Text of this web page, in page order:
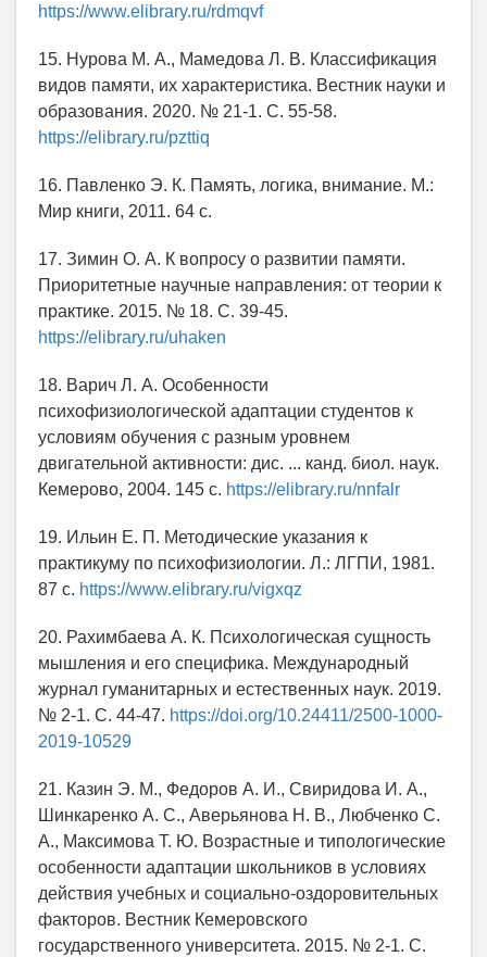
https://www.elibrary.ru/rdmqvf
15. Нурова М. А., Мамедова Л. В. Классификация
видов памяти, их характеристика. Вестник науки и
образования. 2020. № 21-1. С. 55-58.
https://elibrary.ru/pzttiq
16. Павленко Э. К. Память, логика, внимание. М.:
Мир книги, 2011. 64 с.
17. Зимин О. А. К вопросу о развитии памяти.
Приоритетные научные направления: от теории к
практике. 2015. № 18. С. 39-45.
https://elibrary.ru/uhaken
18. Варич Л. А. Особенности
психофизиологической адаптации студентов к
условиям обучения с разным уровнем
двигательной активности: дис. ... канд. биол. наук.
Кемерово, 2004. 145 с. https://elibrary.ru/nnfalr
19. Ильин Е. П. Методические указания к
практикуму по психофизиологии. Л.: ЛГПИ, 1981.
87 с. https://www.elibrary.ru/vigxqz
20. Рахимбаева А. К. Психологическая сущность
мышления и его специфика. Международный
журнал гуманитарных и естественных наук. 2019.
№ 2-1. С. 44-47. https://doi.org/10.24411/2500-1000-
2019-10529
21. Казин Э. М., Федоров А. И., Свиридова И. А.,
Шинкаренко А. С., Аверьянова Н. В., Любченко С.
А., Максимова Т. Ю. Возрастные и типологические
особенности адаптации школьников в условиях
действия учебных и социально-оздоровительных
факторов. Вестник Кемеровского
государственного университета. 2015. № 2-1. С.